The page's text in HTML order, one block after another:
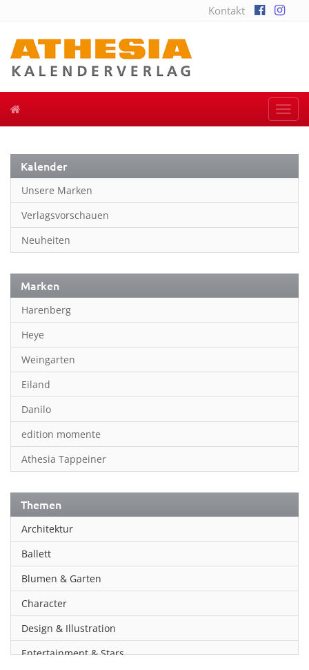
Kontakt
Kalender
Unsere Marken
Verlagsvorschauen
Neuheiten
Marken
Harenberg
Heye
Weingarten
Eiland
Danilo
edition momente
Athesia Tappeiner
Themen
Architektur
Ballett
Blumen & Garten
Character
Design & Illustration
Entertainment & Stars